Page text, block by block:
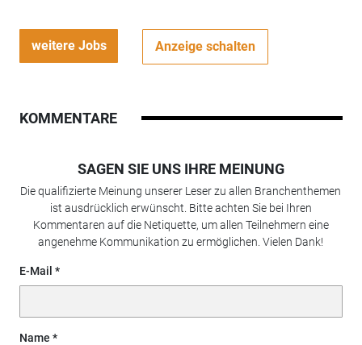
weitere Jobs Anzeige schalten
KOMMENTARE
SAGEN SIE UNS IHRE MEINUNG
Die qualifizierte Meinung unserer Leser zu allen Branchenthemen
ist ausdrücklich erwünscht. Bitte achten Sie bei Ihren
Kommentaren auf die Netiquette, um allen Teilnehmern eine
angenehme Kommunikation zu ermöglichen. Vielen Dank!
E-Mail
Name